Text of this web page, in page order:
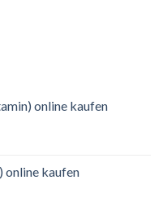
online kaufen
kaufen